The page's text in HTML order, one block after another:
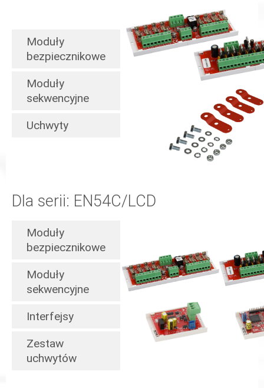
Moduły
bezpiecznikowe
Moduły
sekwencyjne
Uchwyty
Dla serii: EN54C/LCD
Moduły
bezpiecznikowe
Moduły
sekwencyjne
Interfejsy
Zestaw
uchwytów